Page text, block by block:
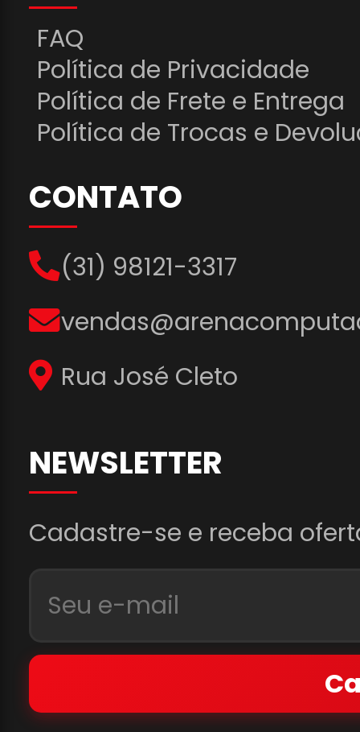
FAQ
Política de Privacidade
Política de Frete e Entrega
Política de Trocas e
CONTATO
(31) 98121-3317
Rua José Cleto
NEWSLETTER
Cadastre-se e receba